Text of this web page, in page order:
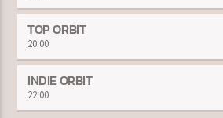
TOP ORBIT
20:00
INDIE ORBIT
22:00